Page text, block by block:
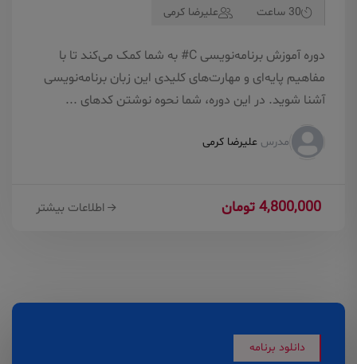
30 ساعت علیرضا کرمی
دوره آموزش برنامه‌نویسی C# به شما کمک می‌کند تا با
مفاهیم پایه‌ای و مهارت‌های کلیدی این زبان برنامه‌نویسی
آشنا شوید. در این دوره، شما نحوه نوشتن کدهای ...
مدرس علیرضا کرمی
4,800,000 تومان اطلاعات بیشتر
دانلود برنامه